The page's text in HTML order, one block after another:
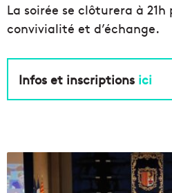
La soirée se clôturera à
convivialité et d’échange.
Infos et inscriptions ici
A
v
e